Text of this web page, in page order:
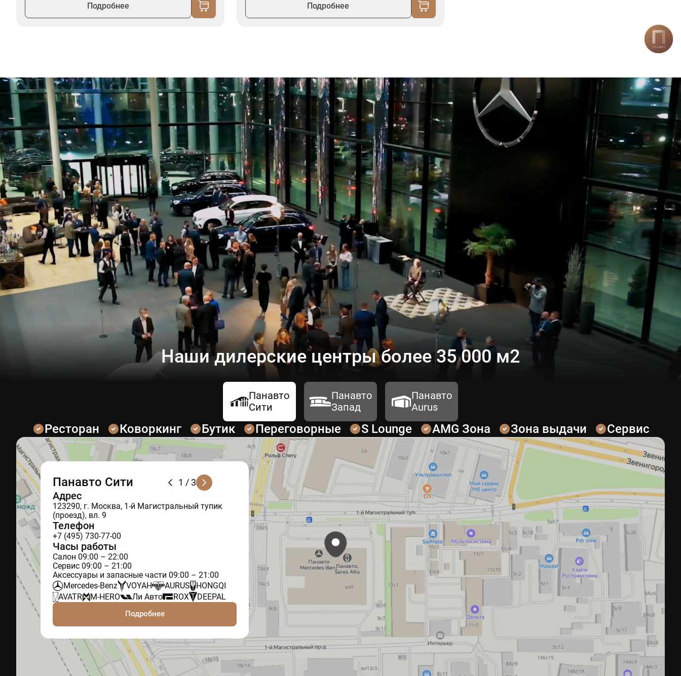
Подробнее Подробнее
Наши дилерские центры более 35 000 м2
Панавто
Сити
Панавто
Запад
Панавто
Aurus
Ресторан Коворкинг Бутик Переговорные S Lounge AMG Зона Зона выдачи Сервис
1 / 3
Панавто Сити
Адрес
123290, г. Москва, 1-й Магистральный тупик
(проезд), вл. 9
Телефон
+7 (495) 730-77-00
Часы работы
Салон 09:00 – 22:00
Сервис 09:00 – 21:00
Аксессуары и запасные части 09:00 – 21:00
Mercedes-Benz
VOYAH AURUS
HONGQI
AVATR
M-HERO Ли Авто ROX DEEPAL
Подробнее